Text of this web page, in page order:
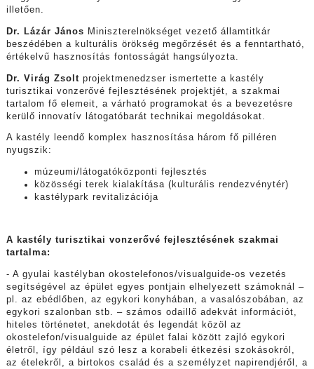
illetően.
Dr. Lázár János Miniszterelnökséget vezető államtitkár
beszédében a kulturális örökség megőrzését és a fenntartható,
értékelvű hasznosítás fontosságát hangsúlyozta.
Dr. Virág Zsolt projektmenedzser ismertette a kastély
turisztikai vonzerővé fejlesztésének projektjét, a szakmai
tartalom fő elemeit, a várható programokat és a bevezetésre
kerülő innovatív látogatóbarát technikai megoldásokat.
A kastély leendő komplex hasznosítása három fő pilléren
nyugszik:
múzeumi/látogatóközponti fejlesztés
közösségi terek kialakítása (kulturális rendezvénytér)
kastélypark revitalizációja
A kastély turisztikai vonzerővé fejlesztésének szakmai
tartalma:
- A gyulai kastélyban okostelefonos/visualguide-os vezetés
segítségével az épület egyes pontjain elhelyezett számoknál –
pl. az ebédlőben, az egykori konyhában, a vasalószobában, az
egykori szalonban stb. – számos odaillő adekvát információt,
hiteles történetet, anekdotát és legendát közöl az
okostelefon/visualguide az épület falai között zajló egykori
életről, így például szó lesz a korabeli étkezési szokásokról,
az ételekről, a birtokos család és a személyzet napirendjéről, a